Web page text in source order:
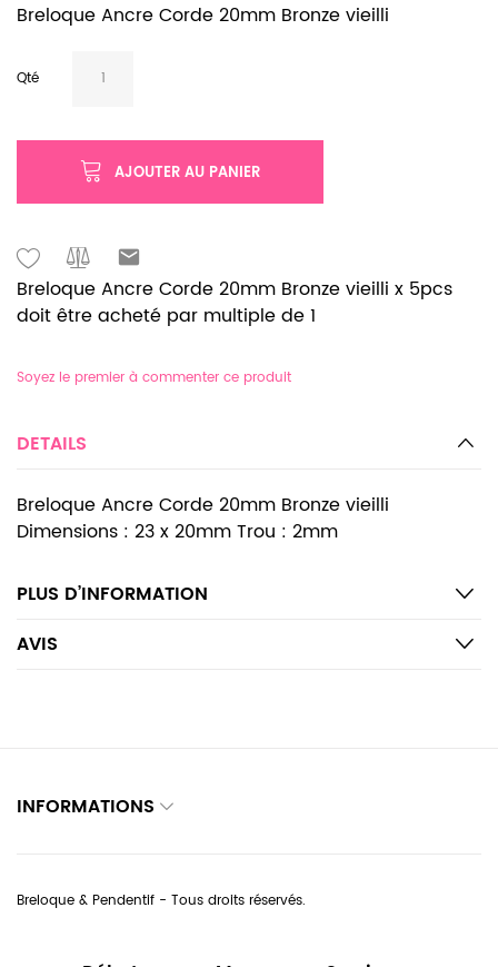
Breloque Ancre Corde 20mm Bronze vieilli
Qté
AJOUTER AU PANIER
Breloque Ancre Corde 20mm Bronze vieilli x 5pcs
doit être acheté par multiple de 1
Soyez le premier à commenter ce produit
DETAILS
Breloque Ancre Corde 20mm Bronze vieilli
Dimensions : 23 x 20mm Trou : 2mm
PLUS D’INFORMATION
AVIS
INFORMATIONS
Breloque & Pendentif - Tous droits réservés.